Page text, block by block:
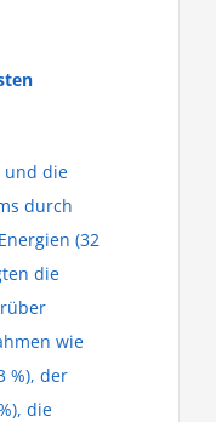
und die
durch
(32
die
wie
%), der
die